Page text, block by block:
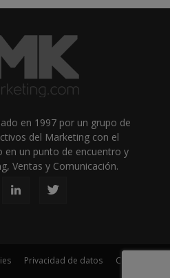
en 1997 por un grupo de
del Marketing con el
en un punto de encuentro y
Ventas y Comunicación.
Privacidad de datos Contacto